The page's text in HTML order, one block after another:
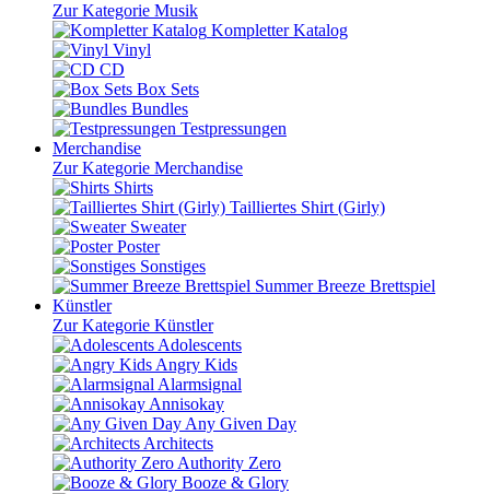
Zur Kategorie Musik
Kompletter Katalog
Vinyl
CD
Box Sets
Bundles
Testpressungen
Merchandise
Zur Kategorie Merchandise
Shirts
Tailliertes Shirt (Girly)
Sweater
Poster
Sonstiges
Summer Breeze Brettspiel
Künstler
Zur Kategorie Künstler
Adolescents
Angry Kids
Alarmsignal
Annisokay
Any Given Day
Architects
Authority Zero
Booze & Glory